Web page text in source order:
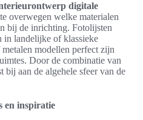
digitale
overwegen welke materialen
bij de inrichting. Fotolijsten
in landelijke of klassieke
modellen perfect zijn
Door de combinatie van
aan de algehele sfeer van de
en inspiratie